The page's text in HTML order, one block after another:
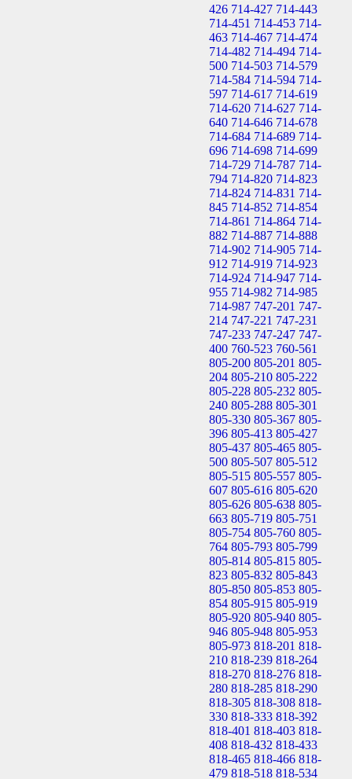
426 714-427 714-443
714-451 714-453 714-
463 714-467 714-474
714-482 714-494 714-
500 714-503 714-579
714-584 714-594 714-
597 714-617 714-619
714-620 714-627 714-
640 714-646 714-678
714-684 714-689 714-
696 714-698 714-699
714-729 714-787 714-
794 714-820 714-823
714-824 714-831 714-
845 714-852 714-854
714-861 714-864 714-
882 714-887 714-888
714-902 714-905 714-
912 714-919 714-923
714-924 714-947 714-
955 714-982 714-985
714-987 747-201 747-
214 747-221 747-231
747-233 747-247 747-
400 760-523 760-561
805-200 805-201 805-
204 805-210 805-222
805-228 805-232 805-
240 805-288 805-301
805-330 805-367 805-
396 805-413 805-427
805-437 805-465 805-
500 805-507 805-512
805-515 805-557 805-
607 805-616 805-620
805-626 805-638 805-
663 805-719 805-751
805-754 805-760 805-
764 805-793 805-799
805-814 805-815 805-
823 805-832 805-843
805-850 805-853 805-
854 805-915 805-919
805-920 805-940 805-
946 805-948 805-953
805-973 818-201 818-
210 818-239 818-264
818-270 818-276 818-
280 818-285 818-290
818-305 818-308 818-
330 818-333 818-392
818-401 818-403 818-
408 818-432 818-433
818-465 818-466 818-
479 818-518 818-534